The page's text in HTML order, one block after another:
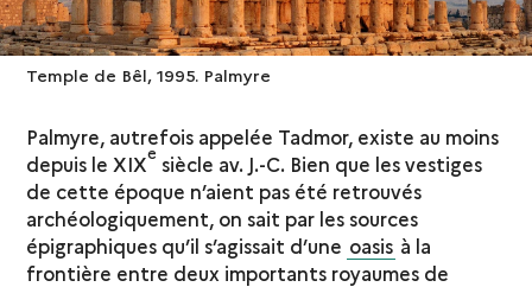
Temple de Bêl, 1995. Palmyre
Palmyre, autrefois appelée Tadmor, existe au moins
depuis le XIXe siècle av. J.-C. Bien que les vestiges
de cette époque n’aient pas été retrouvés
archéologiquement, on sait par les sources
épigraphiques qu’il s’agissait d’une oasis à la
frontière entre deux importants royaumes de